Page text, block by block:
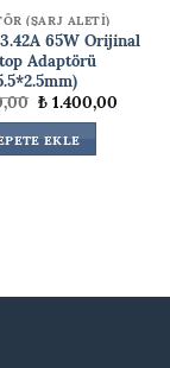
(ŞARJ ALETİ)
65W Orijinal
Adaptörü
Orijinal
fiyat:
₺ 1.700,00.
₺1.400,00
EKLE